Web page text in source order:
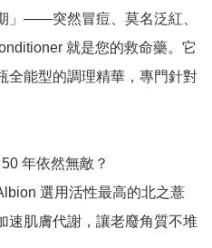
」——突然冒痘、莫名泛紅、
就是您的救命藥。它
全能型的調理精華，專門針對
年依然無敵？
選用活性最高的北之薏
速肌膚代謝，讓老廢角質不堆